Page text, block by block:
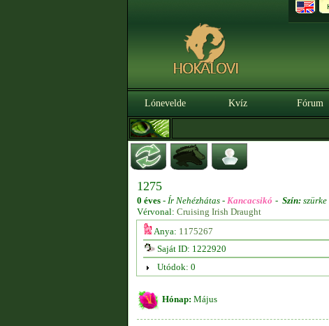
Lónevelde Kvíz Fórum
1275
0 éves - Ír Nehézhátas - Kancacsikó - Szín: szürke
Vérvonal: Cruising Irish Draught
Anya: 1175267
Saját ID: 1222920
Utódok: 0
Hónap: Május